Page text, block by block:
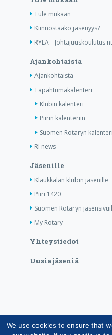
Tule mukaan
Kiinnostaako jäsenyys?
RYLA – Johtajuuskoulutus
Ajankohtaista
Ajankohtaista
Tapahtumakalenteri
Klubin kalenteri
Piirin kalenteriin
Suomen Rotaryn
RI news
Jäsenille
Klaukkalan klubin jäsenille
Piiri 1420
Suomen Rotaryn
My Rotary
Yhteystiedot
Uusia jäseniä
Copyright © Suomen
We use cookies to ensure that